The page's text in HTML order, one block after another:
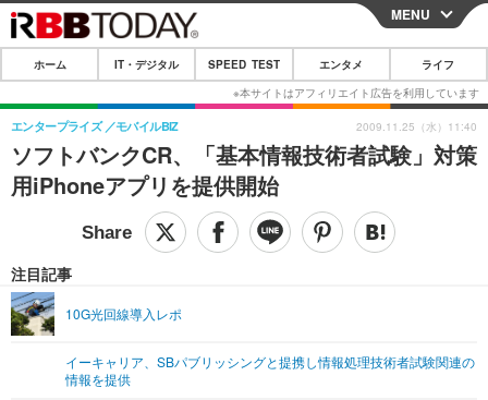
CLOSE
ホーム
IT・デジタル
IT・デジタルTOP スマートフォン
ショッピング その他
SPEED TEST
エンタメTOP 映画・ドラマ
グラビア
ライフTOP
その他
リリース一覧
MENU
ホーム IT・デジタル SPEED TEST エンタメ ライフ
ソフトバンクCR、「基本情報技術者試験」対策
用iPhoneアプリを提供開始
エンタープライズ モバイルBIZ
注目記事
10G光回線導入レポ
イーキャリア、SBパブリッシングと提携し情報処理技術者試験関連の
情報を提供
2009.11.25（水）11:40